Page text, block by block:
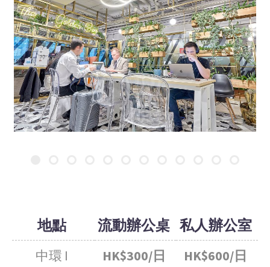
地點 流動辦公桌 私人辦公室
中環 I HK$300/日
HK$600/日